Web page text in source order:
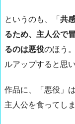
というのも、「共
るため、主人公で
るのは悪役のほう
ルアップすると思い
作品に、「悪役」
主人公を食ってし